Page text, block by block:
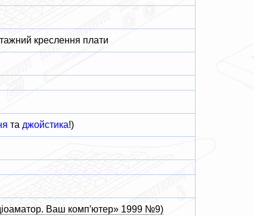
креслення плати
та джойстика!)
Ваш комп′ютер» 1999 №9)